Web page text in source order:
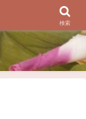
ート
検索